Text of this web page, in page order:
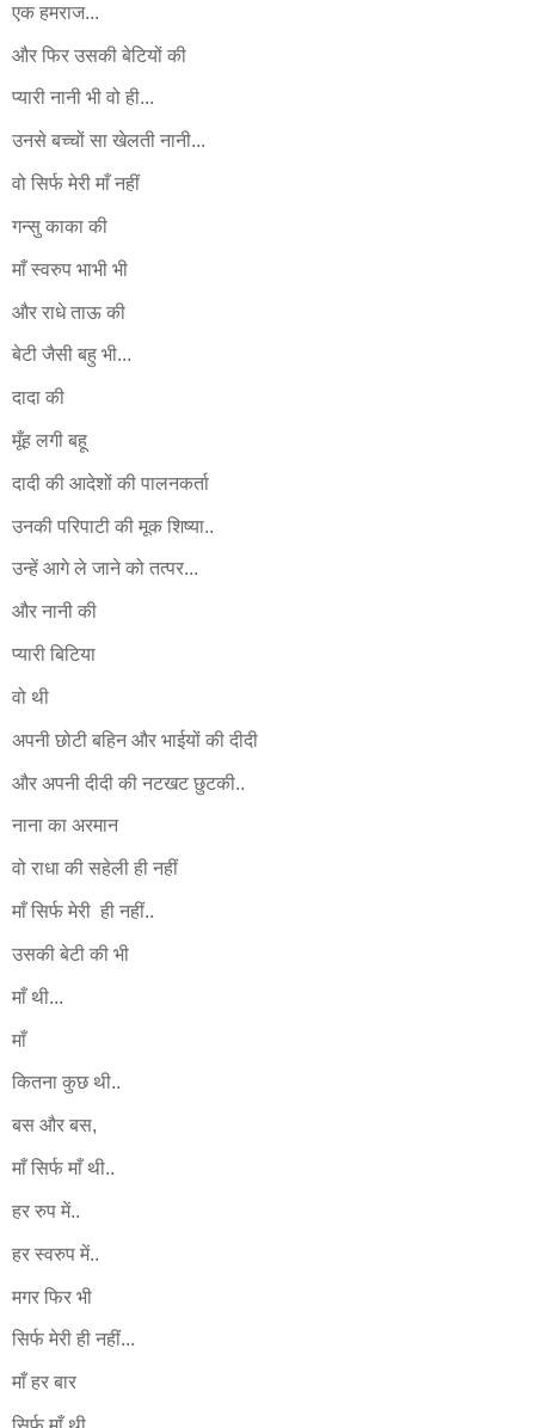
एक हमराज...
और फिर उसकी बेटियों की
प्यारी नानी भी वो ही...
उनसे बच्चों सा खेलती नानी...
वो सिर्फ मेरी माँ नहीं
गन्सु काका की
माँ स्वरुप भाभी भी
और राधे ताऊ की
बेटी जैसी बहु भी...
दादा की
मूँह लगी बहू
दादी की आदेशों की पालनकर्ता
उनकी परिपाटी की मूक शिष्या..
उन्हें आगे ले जाने को तत्पर...
और नानी की
प्यारी बिटिया
वो थी
अपनी छोटी बहिन और भाईयों की दीदी
और अपनी दीदी की नटखट छुटकी..
नाना का अरमान
वो राधा की सहेली ही नहीं
माँ सिर्फ मेरी ही नहीं..
उसकी बेटी की भी
माँ थी...
माँ
कितना कुछ थी..
बस और बस,
माँ सिर्फ माँ थी..
हर रुप में..
हर स्वरुप में..
मगर फिर भी
सिर्फ मेरी ही नहीं...
माँ हर बार